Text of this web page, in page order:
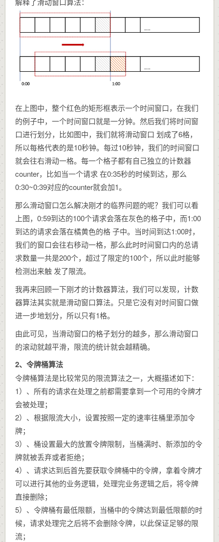
在上图中，整个红色的矩形框表示一个时间窗口，在我们
的例子中，一个时间窗口就是一分钟。然后我们将时间窗
口进行划分，比如图中，我们就将滑动窗口 划成了6格，
所以每格代表的是10秒钟。每过10秒钟，我们的时间窗口
就会往右滑动一格。每一个格子都有自己独立的计数器
counter，比如当一个请求 在0:35秒的时候到达，那么
0:30~0:39对应的counter就会加1。
那么滑动窗口怎么解决刚才的临界问题的呢？我们可以看
上图，0:59到达的100个请求会落在灰色的格子中，而1:00
到达的请求会落在橘黄色的格 子中。当时间到达1:00时，
我们的窗口会往右移动一格，那么此时时间窗口内的总请
求数量一共是200个，超过了限定的100个，所以此时能够
检测出来触 发了限流。
我再来回顾一下刚才的计数器算法，我们可以发现，计数
器算法其实就是滑动窗口算法。只是它没有对时间窗口做
进一步地划分，所以只有1格。
由此可见，当滑动窗口的格子划分的越多，那么滑动窗口
的滚动就越平滑，限流的统计就会越精确。
2、令牌桶算法
令牌桶算法是比较常见的限流算法之一，大概描述如下：
1）、所有的请求在处理之前都需要拿到一个可用的令牌才
会被处理；
2）、根据限流大小，设置按照一定的速率往桶里添加令
牌；
3）、桶设置最大的放置令牌限制，当桶满时、新添加的令
牌就被丢弃或者拒绝；
4）、请求达到后首先要获取令牌桶中的令牌，拿着令牌才
可以进行其他的业务逻辑，处理完业务逻辑之后，将令牌
直接删除；
5）、令牌桶有最低限额，当桶中的令牌达到最低限额的时
候，请求处理完之后将不会删除令牌，以此保证足够的限
流；